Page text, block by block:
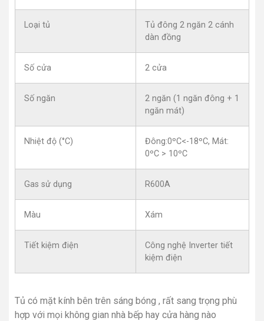
Loại tủ
Tủ đông 2 ngăn 2 cánh
dàn đồng
Số cửa 2 cửa
Số ngăn
2 ngăn (1 ngăn đông + 1
ngăn mát)
Nhiệt độ (°C)
Đông:0ºC<-18ºC, Mát:
0ºC > 10ºC
Gas sử dụng R600A
Màu Xám
Tiết kiệm điện
Công nghệ Inverter tiết
kiệm điện
Tủ có mặt kính bên trên sáng bóng , rất sang trọng phù
hợp với mọi không gian nhà bếp hay cửa hàng nào